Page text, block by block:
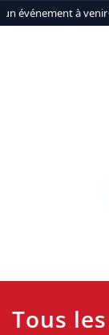
événement à venir
Aller
au
Tous